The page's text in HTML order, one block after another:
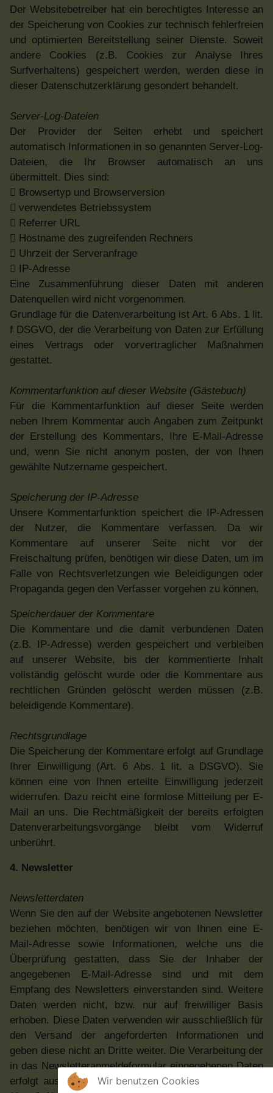
Der Websitebetreiber hat ein berechtigtes Interesse an
der Speicherung von Cookies zur technisch fehlerfreien
und optimierten Bereitstellung seiner Dienste. Soweit
andere Cookies (z.B. Cookies zur Analyse Ihres
Surfverhaltens) gespeichert werden, werden diese in
dieser Datenschutzerklärung gesondert behandelt.
Server-Log-Dateien
Der Provider der Seiten erhebt und speichert
automatisch Informationen in so genannten Server-Log-
Dateien, die Ihr Browser automatisch an uns
übermittelt. Dies sind:
 Browsertyp und Browserversion
 verwendetes Betriebssystem
 Referrer URL
 Hostname des zugreifenden Rechners
 Uhrzeit der Serveranfrage
 IP-Adresse
Eine Zusammenführung dieser Daten mit anderen
Datenquellen wird nicht vorgenommen.
Grundlage für die Datenverarbeitung ist Art. 6 Abs. 1 lit.
f DSGVO, der die Verarbeitung von Daten zur Erfüllung
eines Vertrags oder vorvertraglicher Maßnahmen
gestattet.
Kommentarfunktion auf dieser Website (Gästebuch)
Für die Kommentarfunktion auf dieser Seite werden
neben Ihrem Kommentar auch Angaben zum Zeitpunkt
der Erstellung des Kommentars, Ihre E-Mail-Adresse
und, wenn Sie nicht anonym posten, der von Ihnen
gewählte Nutzername gespeichert.
Speicherung der IP-Adresse
Unsere Kommentarfunktion speichert die IP-Adressen
der Nutzer, die Kommentare verfassen. Da wir
Kommentare auf unserer Seite nicht vor der
Freischaltung prüfen, benötigen wir diese Daten, um im
Falle von Rechtsverletzungen wie Beleidigungen oder
Propaganda gegen den Verfasser vorgehen zu können.
Speicherdauer der Kommentare
Die Kommentare und die damit verbundenen Daten
(z.B. IP-Adresse) werden gespeichert und verbleiben
auf unserer Website, bis der kommentierte Inhalt
vollständig gelöscht wurde oder die Kommentare aus
rechtlichen Gründen gelöscht werden müssen (z.B.
beleidigende Kommentare).
Rechtsgrundlage
Die Speicherung der Kommentare erfolgt auf Grundlage
Ihrer Einwilligung (Art. 6 Abs. 1 lit. a DSGVO). Sie
können eine von Ihnen erteilte Einwilligung jederzeit
widerrufen. Dazu reicht eine formlose Mitteilung per E-
Mail an uns. Die Rechtmäßigkeit der bereits erfolgten
Datenverarbeitungsvorgänge bleibt vom Widerruf
unberührt.
4. Newsletter
Newsletterdaten
Wenn Sie den auf der Website angebotenen Newsletter
beziehen möchten, benötigen wir von Ihnen eine E-
Mail-Adresse sowie Informationen, welche uns die
Überprüfung gestatten, dass Sie der Inhaber der
angegebenen E-Mail-Adresse sind und mit dem
Empfang des Newsletters einverstanden sind. Weitere
Daten werden nicht, bzw. nur auf freiwilliger Basis
erhoben. Diese Daten verwenden wir ausschließlich für
den Versand der angeforderten Informationen und
geben diese nicht an Dritte weiter. Die Verarbeitung der
in das Newsletteranmeldeformular eingegebenen Daten
erfolgt ausschließlich auf Grundlage Ihrer Einwilligung
Wir benutzen Cookies